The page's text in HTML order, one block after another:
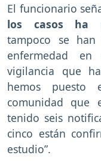
El funcionario
los casos ha
tampoco se han
enfermedad
vigilancia que
hemos puesto
comunidad
tenido seis
cinco están
estudio”.